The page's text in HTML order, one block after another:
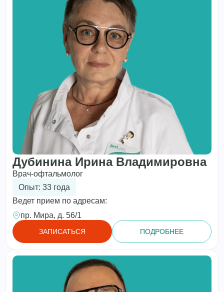
Дубинина Ирина Владимировна
Врач-офтальмолог
Опыт: 33 года
Ведет прием по адресам:
пр. Мира, д. 56/1
ЗАПИСАТЬСЯ ПОДРОБНЕЕ